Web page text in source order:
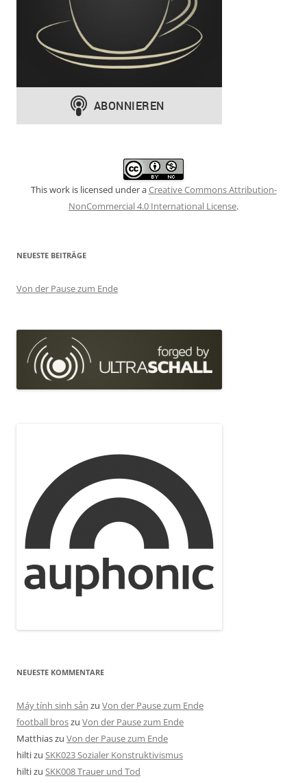
This work is licensed under aCreative Commons Attribution-
NonCommercial 4.0 International License.
NEUESTE BEITRÄGE
Von der Pause zum Ende
NEUESTE KOMMENTARE
Máy tính sinh sản zu Von der Pause zum Ende
football broszu Von der Pause zum Ende
Matthiaszu Von der Pause zum Ende
hiltizu SKK023 Sozialer Konstruktivismus
hiltizu SKK008 Trauer und Tod